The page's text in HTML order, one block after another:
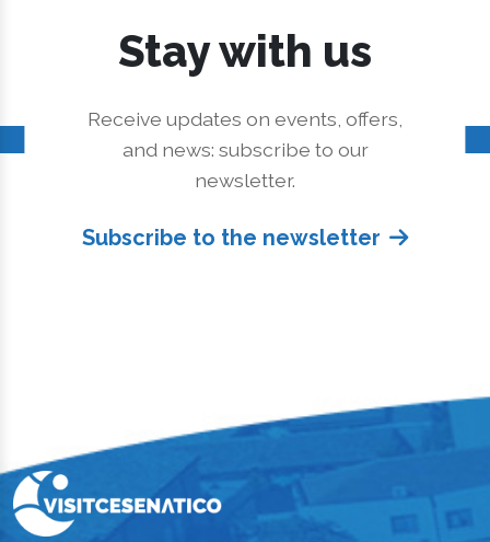
Stay with us
Receive updates on events, offers,
and news: subscribe to our
newsletter.
Subscribe to the newsletter